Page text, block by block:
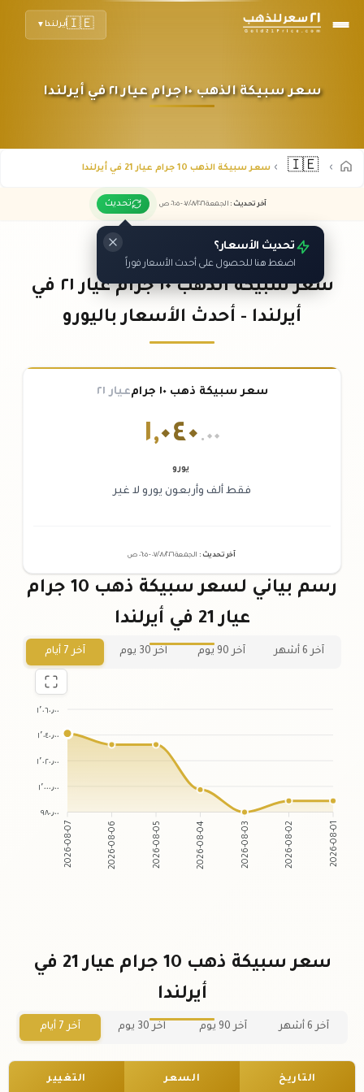
🇮🇪أيرلندا ▼
سعر سبيكة الذهب ١٠ جرام عيار ٢١ في أيرلندا
🇮🇪 سعر سبيكة الذهب 10 جرام عيار 21 في أيرلندا
آخر تحديث : الجمعة ٠٧ /٠٨/٢٠٢٦ - ٠٦:٠٥ ص تحديث
تحديث الأسعار؟
اضغط هنا للحصول على أحدث الأسعار فوراً
سعر سبيكة الذهب ١٠ جرام عيار ٢١ في
أيرلندا - أحدث الأسعار باليورو
سعر سبيكة ذهب ١٠ جرام عيار ٢١
١,٠٤٠ .٠٠
يورو
فقط ألف وأربعون يورو لا غير
آخر تحديث : الجمعة ٠٧ /٠٨/٢٠٢٦ - ٠٦:٠٥ ص
رسم بياني لسعر سبيكة ذهب 10 جرام
عيار 21 في أيرلندا
آخر 6 أشهر آخر 90 يوم آخر 30 يوم آخر 7 أيام
١٬٠٦٠٫٠٠
١٬٠٤٠٫٠٠
١٬٠٢٠٫٠٠
١٬٠٠٠٫٠٠
٩٨٠٫٠٠
2026-08-07 2026-08-06 2026-08-05 2026-08-04 2026-08-03 2026-08-02 2026-08-01
سعر سبيكة ذهب 10 جرام عيار 21 في
أيرلندا
آخر 6 أشهر آخر 90 يوم آخر 30 يوم آخر 7 أيام
التاريخ السعر التغيير